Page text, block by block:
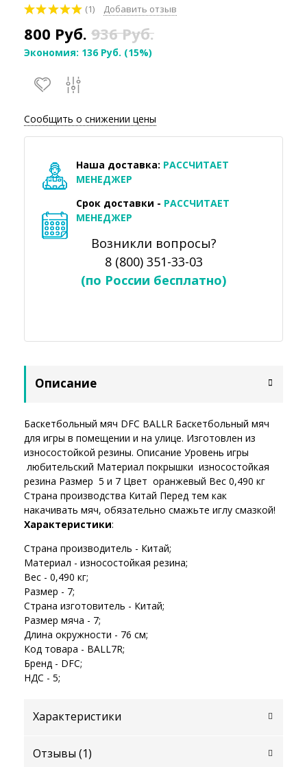
(1) Добавить отзыв
800 Руб. 936Руб.
Экономия: 136 Руб. (15%)
Сообщить о снижении цены
Наша доставка: РАССЧИТАЕТ
МЕНЕДЖЕР
Срок доставки - РАССЧИТАЕТ
МЕНЕДЖЕР
Возникли вопросы?
8 (800) 351-33-03
(по России бесплатно)
Описание
Баскетбольный мяч DFC BALLR Баскетбольный мяч
для игры в помещении и на улице. Изготовлен из
износостойкой резины. Описание Уровень игры
любительский Материал покрышки износостойкая
резина Размер 5 и 7 Цвет оранжевый Вес 0,490 кг
Страна производства Китай Перед тем как
накачивать мяч, обязательно смажьте иглу смазкой!
Характеристики:
Страна производитель - Китай;
Материал - износостойкая резина;
Вес - 0,490 кг;
Размер - 7;
Страна изготовитель - Китай;
Размер мяча - 7;
Длина окружности - 76 см;
Код товара - BALL7R;
Бренд - DFC;
НДС - 5;
Характеристики
Отзывы (1)